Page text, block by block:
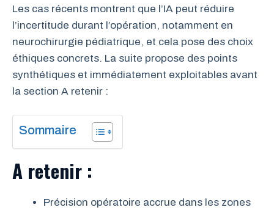
Les cas récents montrent que l’IA peut réduire
l’incertitude durant l’opération, notamment en
neurochirurgie pédiatrique, et cela pose des choix
éthiques concrets. La suite propose des points
synthétiques et immédiatement exploitables avant
la section A retenir :
Sommaire
A retenir :
Précision opératoire accrue dans les zones